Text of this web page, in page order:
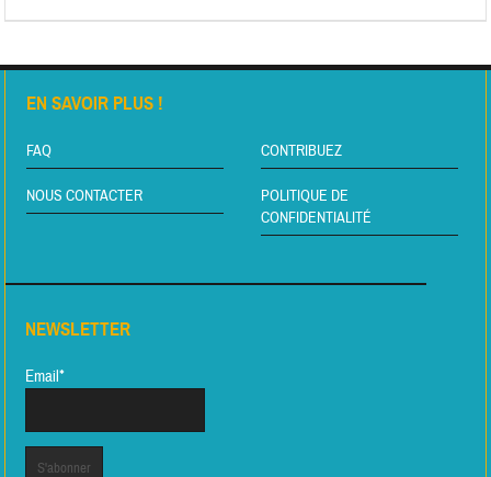
EN SAVOIR PLUS !
FAQ CONTRIBUEZ
NOUS CONTACTER
POLITIQUE DE
CONFIDENTIALITÉ
NEWSLETTER
Email*